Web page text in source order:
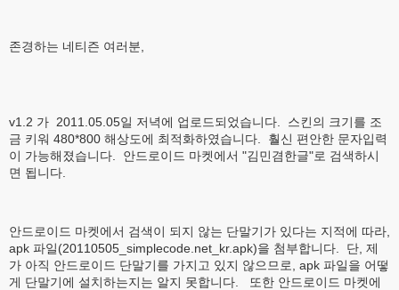
존경하는 네티즌 여러분,
v1.2 가 2011.05.05일 저녁에 업로드되었습니다. 스킨의 크기를 조
금 키워 480*800 해상도에 최적화하였습니다. 훨신 편안한 문자입력
이 가능해졌습니다. 안드로이드 마켓에서 "김민겸한글"로 검색하시
면 됩니다.
안드로이드 마켓에서 검색이 되지 않는 단말기가 있다는 지적에 따라,
apk 파일(20110505_simplecode.net_kr.apk)을 첨부합니다. 단, 제
가 아직 안드로이드 단말기를 가지고 있지 않으므로, apk 파일을 어떻
게 단말기에 설치하는지는 알지 못합니다. 또한 안드로이드 마켓에